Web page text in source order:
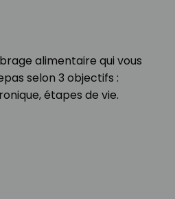
alimentaire qui vous
selon 3 objectifs :
étapes de vie.